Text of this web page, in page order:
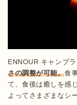
ENNOUR キャンプ
さの調整が可能。食
て、食後は癒しを感
よってさまざまなシ